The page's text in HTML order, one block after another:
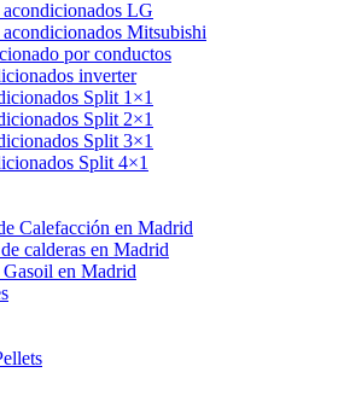
LG
Mitsubishi
por conductos
inverter
Split 1×1
Split 2×1
Split 3×1
Split 4×1
Calefacción en Madrid
calderas en Madrid
Gasoil en Madrid